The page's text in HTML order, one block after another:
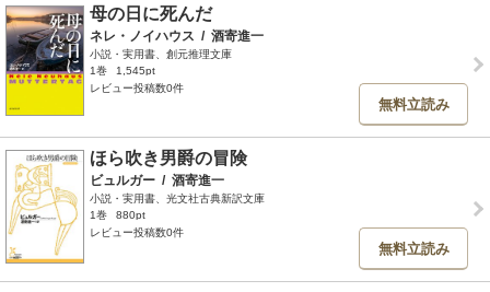
母の日に死んだ
ネレ・ノイハウス / 酒寄進一
小説・実用書、創元推理文庫
1巻
1,545pt
レビュー投稿数0件
無料立読み
ほら吹き男爵の冒険
ビュルガー / 酒寄進一
小説・実用書、光文社古典新訳文庫
1巻
880pt
レビュー投稿数0件
無料立読み